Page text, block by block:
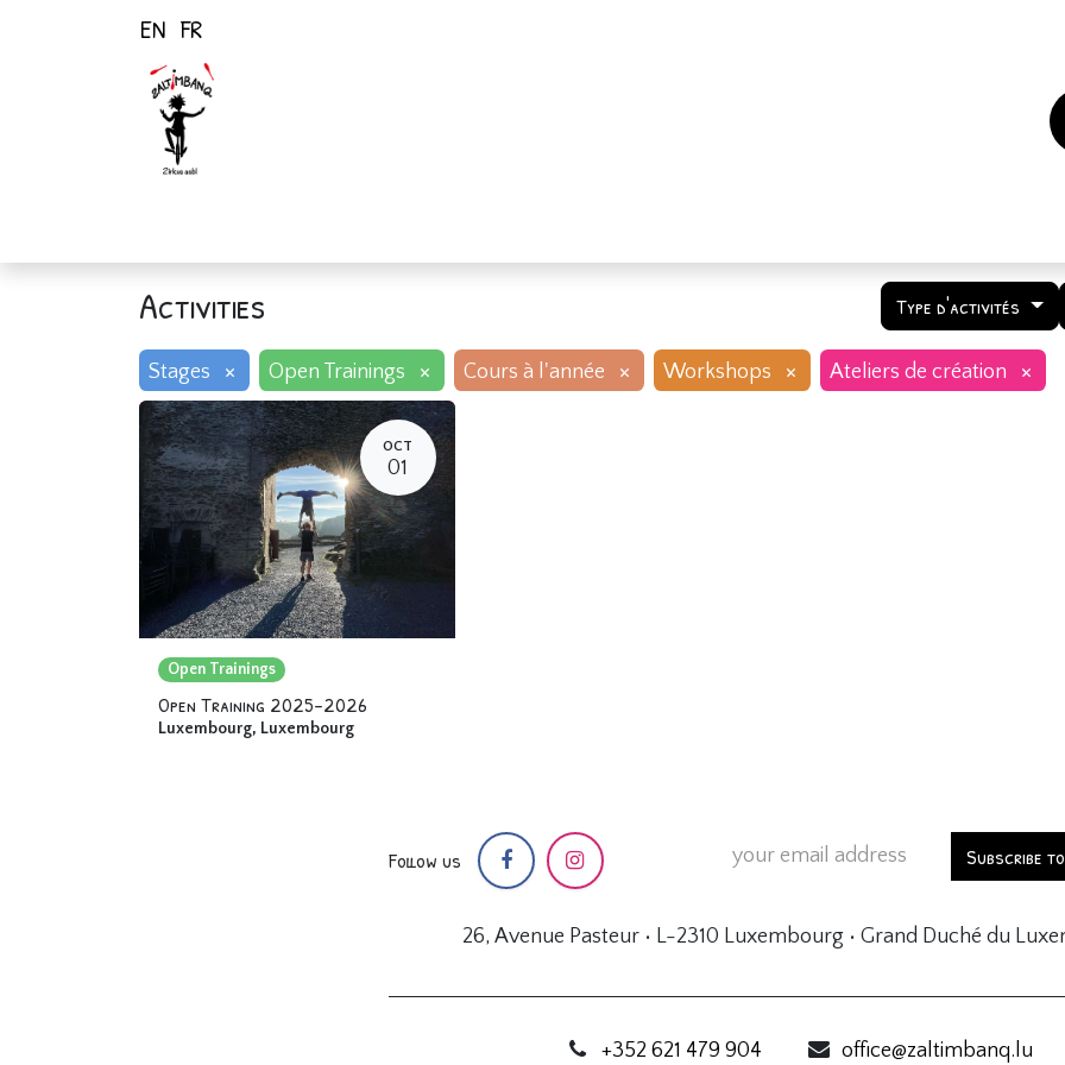
EN FR
Activities Type d'activités
Stages × Open Trainings × Cours à l'année × Workshops × Ateliers de création ×
OCT
01
Open Trainings
Open Training 2025-2026
Luxembourg, Luxembourg
Follow us Subscribe
26, Avenue Pasteur • L-2310 Luxembourg • Grand Duché du
+352 621 479 904 office@zaltimbanq.lu